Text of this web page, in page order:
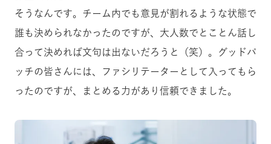
そうなんです。チーム内でも意見が割れるような状態で
誰も決められなかったのですが、大人数でとことん話し
合って決めれば文句は出ないだろうと（笑）。グッドパ
ッチの皆さんには、ファシリテーターとして入ってもら
ったのですが、まとめる力があり信頼できました。